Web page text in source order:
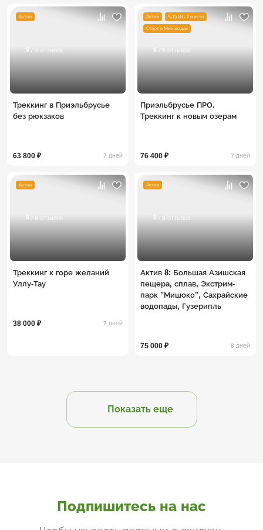
Актив
5 / 9 отзывов
Треккинг в Приэльбрусье
без рюкзаков
63 800 ₽ 7 дней
Актив 9-15.08 - 2 места
Старт в Мин.водах
5 / 9 отзывов
Приэльбрусье ПРО.
Треккинг к новым озерам
76 400 ₽ 7 дней
Актив
5 / 9 отзывов
Треккинг к горе желаний
Уллу-Тау
38 000 ₽ 7 дней
Актив
5 / 8 отзывов
Актив 8: Большая Азишская
пещера, сплав, Экстрим-
парк "Мишоко", Сахрайские
водопады, Гузерипль
75 000 ₽ 8 дней
Показать еще
Подпишитесь на нас